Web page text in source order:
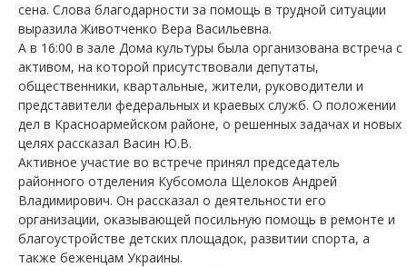
сена. Слова благодарности за помощь в трудной ситуации
выразила Животченко Вера Васильевна.
А в 16:00 в зале Дома культуры была организована встреча с
активом, на которой присутствовали депутаты,
общественники, квартальные, жители, руководители и
представители федеральных и краевых служб. О положении
дел в Красноармейском районе, о решенных задачах и новых
целях рассказал Васин Ю.В.
Активное участие во встрече принял председатель
районного отделения Кубсомола Щелоков Андрей
Владимирович. Он рассказал о деятельности его
организации, оказывающей посильную помощь в ремонте и
благоустройстве детских площадок, развитии спорта, а
также беженцам Украины.